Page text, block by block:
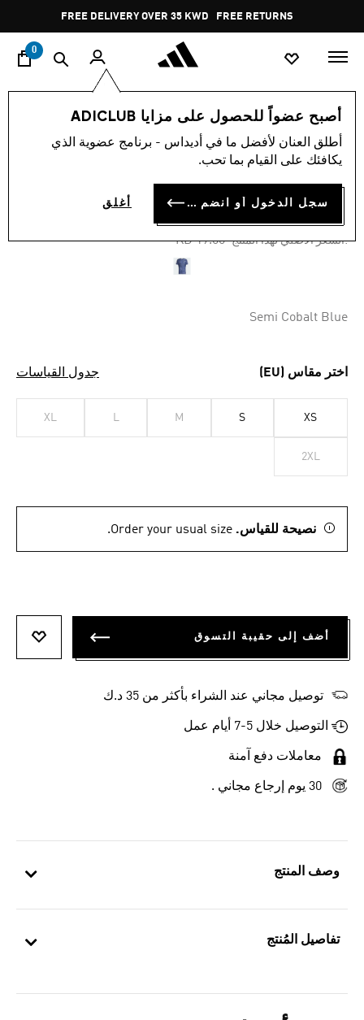
Pause
promotion
rotation
FREE DELIVERY OVER 35 KWD FREE RETURNS
0
أصبح عضواً للحصول على مزايا ADICLUB
أطلق العنان لأفضل ما في أديداس - برنامج عضوية الذي
يكافئك على القيام بما تحب.
سجل الدخول أو انضم الآن أغلق
وصف المنتج
تفاصيل المُنتج
الرجال ملابس
-30%
تيشيرت AEROREADY
KD 13.30
:السعر الأصلي لهذا المنتج Price reduced from
KD 19.00
to
Semi Cobalt Blue
اختر مقاس (EU) جدول القياسات
XS
S
M
L
XL
2XL
نصيحة للقياس. Order your usual size.
أضف إلى حقيبة التسوق
توصيل مجاني عند الشراء بأكثر من 35 د.ك
التوصيل خلال 5-7 أيام عمل
معاملات دفع آمنة